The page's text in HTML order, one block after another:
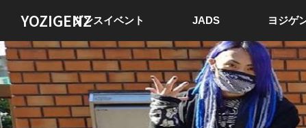
YOZIGENZダンスイベント JADS ヨジゲ